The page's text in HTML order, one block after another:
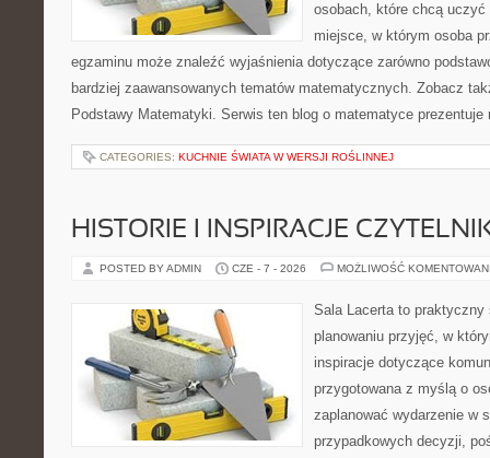
osobach, które chcą
miejsce, w którym osoba
egzaminu może znaleźć wyjaśnienia dotyczące zarówno
bardziej zaawansowanych tematów matematycznych. Zobacz
Podstawy Matematyki. Serwis ten blog o matematyce
CATEGORIES: KUCHNIE ŚWIATA W WERSJI ROŚLINNEJ
HISTORIE I INSPIRACJE
POSTED BY ADMIN CZE - 7 - 2026 MOŻLIWOŚĆ
Sala Lacerta to praktyczny
planowaniu przyjęć, w
inspiracje dotyczące
przygotowana z myślą o
zaplanować wydarzenie w
przypadkowych decyzji,